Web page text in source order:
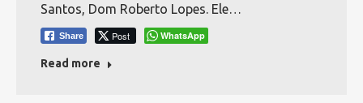
Santos, Dom Roberto Lopes. Ele…
Share Post WhatsApp
Read more